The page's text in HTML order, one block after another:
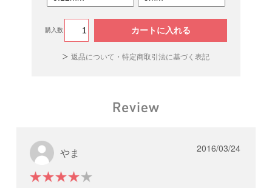
購入数 カートに入れる
返品について・特定商取引法に基づく表記
やま 2016/03/24